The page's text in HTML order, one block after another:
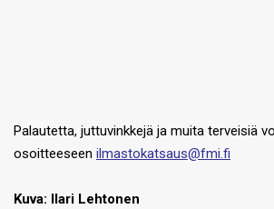
Palautetta, juttuvinkkejä ja muita terveisiä
osoitteeseen ilmastokatsaus@fmi.fi
Kuva: Ilari Lehtonen